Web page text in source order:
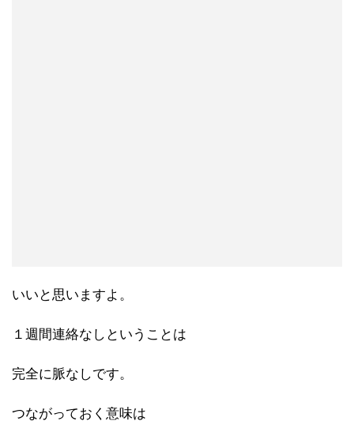
いいと思いますよ。
１週間連絡なしということは
完全に脈なしです。
つながっておく意味は